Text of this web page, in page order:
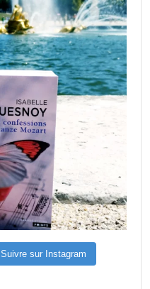
Suivre sur Instagram